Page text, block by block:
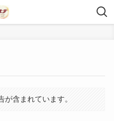
が含まれています。